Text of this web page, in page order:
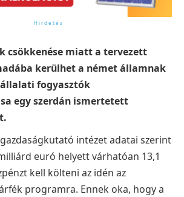
csökkenése miatt a tervezett
kerülhet a német államnak
fogyasztók
egy szerdán ismertetett
intézet adatai szerint
euró helyett várhatóan 13,1
kell költeni az idén az
programra. Ennek oka, hogy a